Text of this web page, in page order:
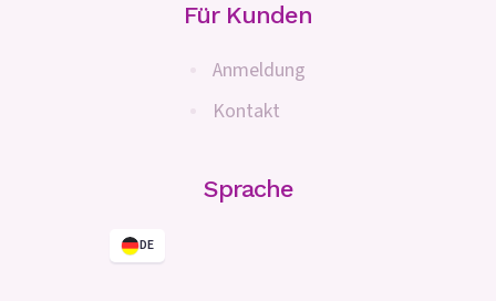
Für Kunden
Anmeldung
Kontakt
Sprache
DE